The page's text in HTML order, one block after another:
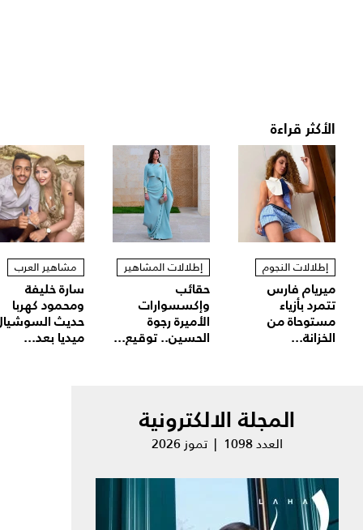
الأكثر قراءة
إطلالات النجوم
ميريام فارس
تتمرد بأزياء
مستوحاة من
الخزانة...
إطلالات المشاهير
حقائب
وإكسسوارات
الأميرة رجوة
الحسين.. توقيع...
مشاهير العرب
سارة خليفة
ومحمود كهربا
حديث
ميديا بعد...
المجلة الالكترونية
العدد 1098 | تموز 2026